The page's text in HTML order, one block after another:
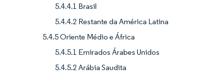
5.4.4.1 Brasil
5.4.4.2 Restante da América Latina
5.4.5 Oriente Médio e África
5.4.5.1 Emirados Árabes Unidos
5.4.5.2 Arábia Saudita